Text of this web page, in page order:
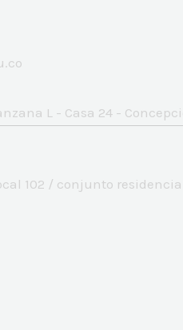
L - Casa 24 -
102 / conjunto